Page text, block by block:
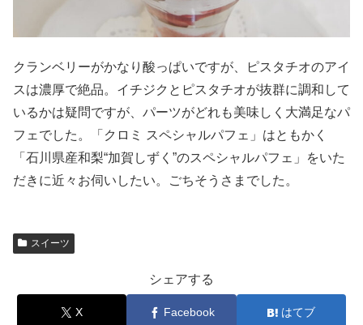
クランベリーがかなり酸っぱいですが、ピスタチオのアイ
スは濃厚で絶品。イチジクとピスタチオが抜群に調和して
いるかは疑問ですが、パーツがどれも美味しく大満足なパ
フェでした。「クロミ スペシャルパフェ」はともかく
「石川県産和梨“加賀しずく”のスペシャルパフェ」をいた
だきに近々お伺いしたい。ごちそうさまでした。
スイーツ
シェアする
X Facebook はてブ